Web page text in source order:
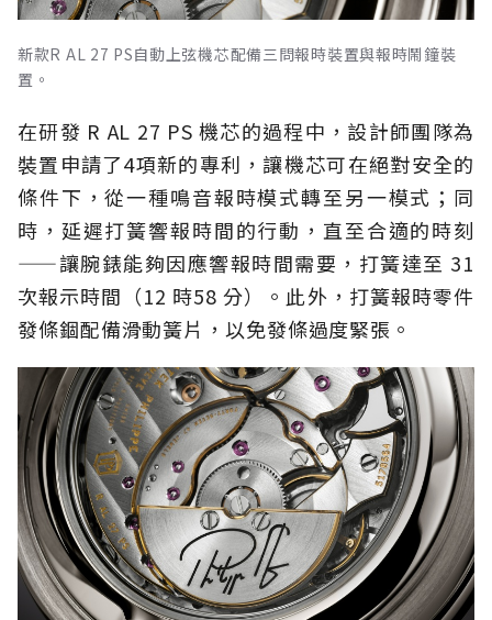
新款R AL 27 PS自動上弦機芯配備三問報時裝置與報時鬧鐘裝
置。
在研發 R AL 27 PS 機芯的過程中，設計師團隊為
裝置申請了4項新的專利，讓機芯可在絕對安全的
條件下，從一種鳴音報時模式轉至另一模式；同
時，延遲打簧響報時間的行動，直至合適的時刻
——讓腕錶能夠因應響報時間需要，打簧達至 31
次報示時間（12 時58 分）。此外，打簧報時零件
發條錮配備滑動簧片，以免發條過度緊張。